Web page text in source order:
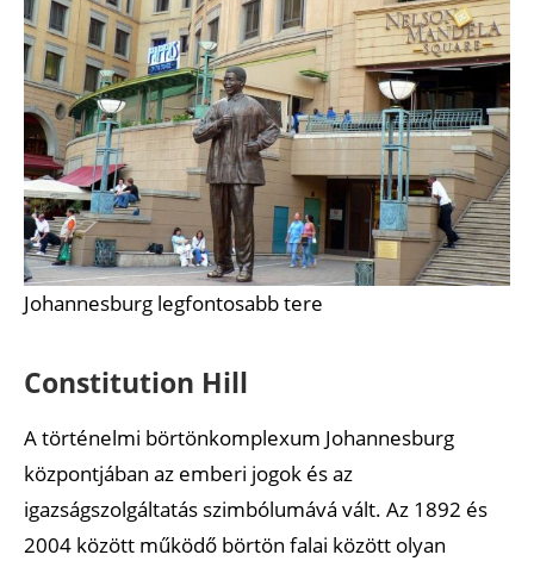
Johannesburg legfontosabb tere
Constitution Hill
A történelmi börtönkomplexum Johannesburg
központjában az emberi jogok és az
igazságszolgáltatás szimbólumává vált. Az 1892 és
2004 között működő börtön falai között olyan